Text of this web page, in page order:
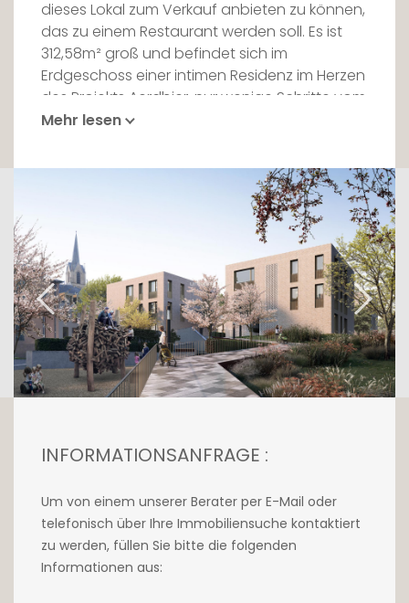
dieses Lokal zum Verkauf anbieten zu können,
das zu einem Restaurant werden soll. Es ist
312,58m² groß und befindet sich im
Erdgeschoss einer intimen Residenz im Herzen
des Projekts Aerdbier, nur wenige Schritte vom
Stadtzentrum von Steinsel entfernt.
Im Erdgeschoss entdecken Sie einen großen
Raum von 223m², der sich zu einer 66m²
großen Terrasse hin öffnet. Eine 267m² große
Kegelbahn sowie ein Hinterzimmer
vervollständigen das Angebot im
Untergeschoss.
Inmitten eines Parks, der von einem
Landschaftsarchitekten entworfen wurde, ist
dieser Bereich ausschließlich Fußgängern
vorbehalten und verfügt über einen
Kinderspielplatz sowie Plätze, die zum
ideal und ermöglicht es, modernes Leben und
Gemeinschaftsleben inmitten einer grünen
Umgebung zu verbinden. Sie verfügt
außerdem über ein lebendiges
Mehr lesen
INFORMATIONSANFRAGE :
Um von einem unserer Berater per E-Mail oder
telefonisch über Ihre Immobiliensuche kontaktiert
zu werden, füllen Sie bitte die folgenden
Informationen aus: